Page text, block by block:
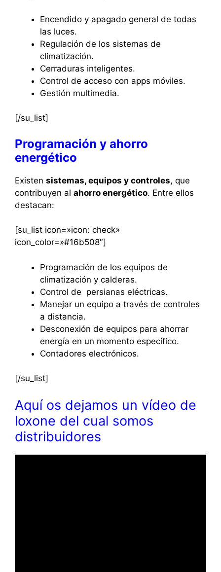
Encendido y apagado general de todas
las luces.
Regulación de los sistemas de
climatización.
Cerraduras inteligentes.
Control de acceso con apps móviles.
Gestión multimedia.
[/su_list]
Programación y ahorro
energético
Existen sistemas, equipos y controles, que
contribuyen al ahorro energético. Entre ellos
destacan:
[su_list icon=»icon: check»
icon_color=»#16b508″]
Programación de los equipos de
climatización y calderas.
Control de persianas eléctricas.
Manejar un equipo a través de controles
a distancia.
Desconexión de equipos para ahorrar
energía en un momento específico.
Contadores electrónicos.
[/su_list]
Aquí os dejamos un vídeo de
loxone del cual somos
distribuidores